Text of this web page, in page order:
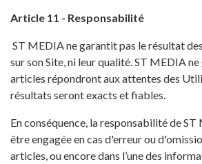
Article 11 - Responsabilité
ST MEDIA ne garantit pas le résultat
sur son Site, ni leur qualité. ST MEDIA
articles répondront aux attentes des
résultats seront exacts et fiables.
En conséquence, la responsabilité de
être engagée en cas d'erreur ou
articles, ou encore dans l’une des